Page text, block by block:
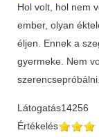
Hol volt, hol nem
ember, olyan
éljen. Ennek a
gyermeke. Nem
Látogatás14256
Értékelés